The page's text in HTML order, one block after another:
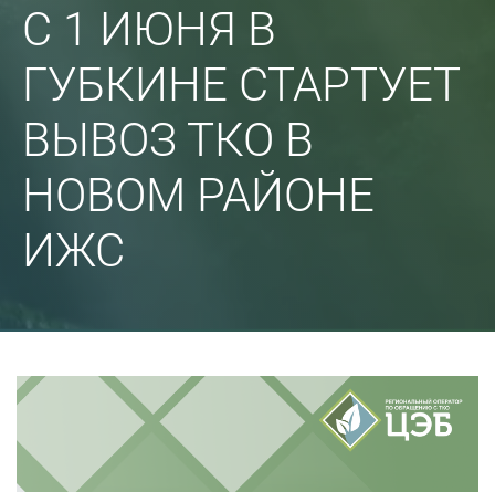
С 1 ИЮНЯ В
ГУБКИНЕ СТАРТУЕТ
ВЫВОЗ ТКО В
НОВОМ РАЙОНЕ
ИЖС